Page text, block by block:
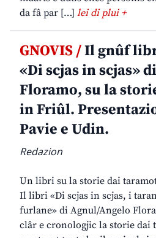
da fâ par […] lei di plui +
GNOVIS /Il gnûf
«Di scjas in scjas»
Floramo, su la
in Friûl.
Pavie e Udin.
Redazion
Un libri su la storie dai
Il libri «Di scjas in scjas, i
furlane» di Agnul/Angelo
clâr e cronologjic la storie dai